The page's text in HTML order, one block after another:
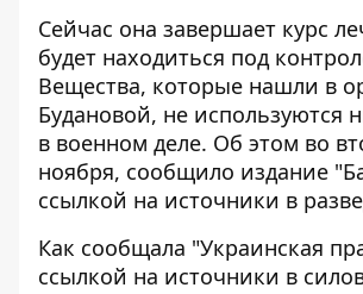
Сейчас она завершает курс
будет находиться под
Вещества, которые нашли в
Будановой, не используются
в военном деле. Об этом во
ноября, сообщило издание
ссылкой на источники в
Как сообщала "Украинская
ссылкой на источники в